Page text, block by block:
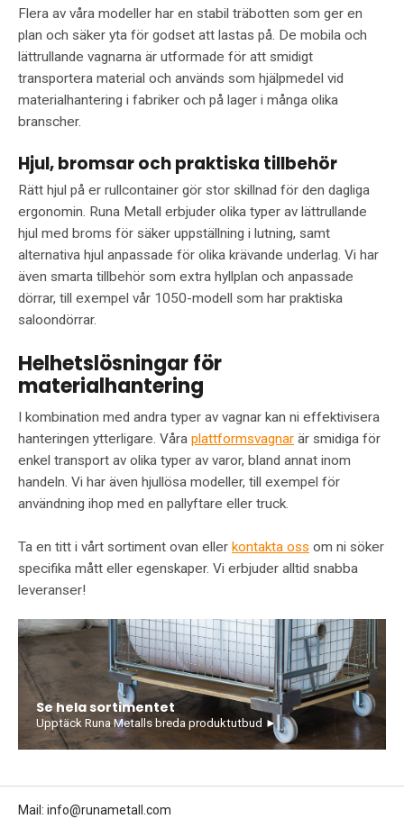
Flera av våra modeller har en stabil träbotten som ger en
plan och säker yta för godset att lastas på. De mobila och
lättrullande vagnarna är utformade för att smidigt
transportera material och används som hjälpmedel vid
materialhantering i fabriker och på lager i många olika
branscher.
Hjul, bromsar och praktiska tillbehör
Rätt hjul på er rullcontainer gör stor skillnad för den dagliga
ergonomin. Runa Metall erbjuder olika typer av lättrullande
hjul med broms för säker uppställning i lutning, samt
alternativa hjul anpassade för olika krävande underlag. Vi har
även smarta tillbehör som extra hyllplan och anpassade
dörrar, till exempel vår 1050-modell som har praktiska
saloondörrar.
Helhetslösningar för
materialhantering
I kombination med andra typer av vagnar kan ni effektivisera
hanteringen ytterligare. Våra plattformsvagnar är smidiga för
enkel transport av olika typer av varor, bland annat inom
handeln. Vi har även hjullösa modeller, till exempel för
användning ihop med en pallyftare eller truck.
Ta en titt i vårt sortiment ovan eller kontakta oss om ni söker
specifika mått eller egenskaper. Vi erbjuder alltid snabba
leveranser!
Se hela sortimentet
Upptäck Runa Metalls breda produktutbud ►
Mail: info@runametall.com